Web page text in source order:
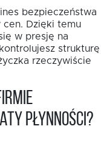
bezpieczeństwa
cen. Dzięki temu
w presję na
strukturę
rzeczywiście
płynności?